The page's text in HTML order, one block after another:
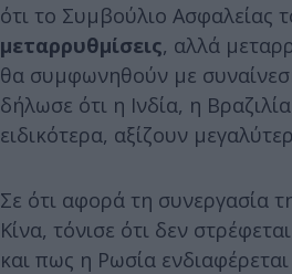
ότι το Συμβούλιο Ασφαλείας
μεταρρυθμίσεις, αλλά
θα συμφωνηθούν με
δήλωσε ότι η Ινδία, η
ειδικότερα, αξίζουν
Σε ότι αφορά τη συνεργασία
Κίνα, τόνισε ότι δεν
και πως η Ρωσία